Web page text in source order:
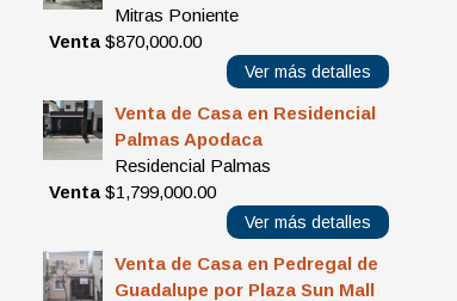
Mitras Poniente
Venta $870,000.00
Ver más detalles
Venta de Casa en Residencial
Palmas Apodaca
Residencial Palmas
Venta $1,799,000.00
Ver más detalles
Venta de Casa en Pedregal de
Guadalupe por Plaza Sun Mall